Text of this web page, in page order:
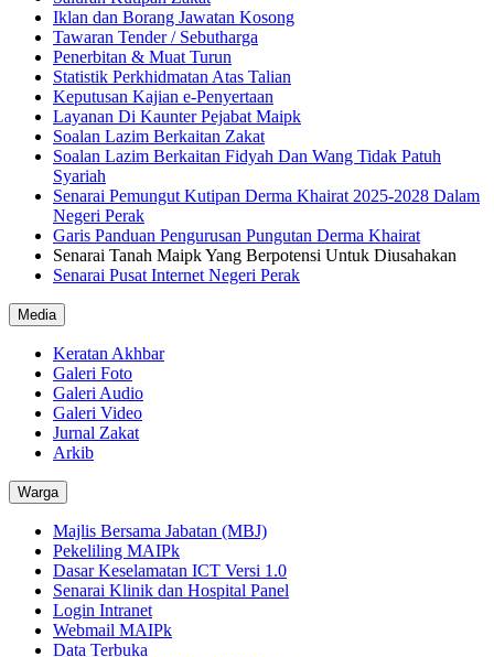
Iklan dan Borang Jawatan Kosong
Tawaran Tender / Sebutharga
Penerbitan & Muat Turun
Statistik Perkhidmatan Atas Talian
Keputusan Kajian e-Penyertaan
Layanan Di Kaunter Pejabat Maipk
Soalan Lazim Berkaitan Zakat
Soalan Lazim Berkaitan Fidyah Dan Wang Tidak Patuh
Syariah
Senarai Pemungut Kutipan Derma Khairat 2025-2028 Dalam
Negeri Perak
Garis Panduan Pengurusan Pungutan Derma Khairat
Senarai Tanah Maipk Yang Berpotensi Untuk Diusahakan
Senarai Pusat Internet Negeri Perak
Media
Keratan Akhbar
Galeri Foto
Galeri Audio
Galeri Video
Jurnal Zakat
Arkib
Warga
Majlis Bersama Jabatan (MBJ)
Pekeliling MAIPk
Dasar Keselamatan ICT Versi 1.0
Senarai Klinik dan Hospital Panel
Login Intranet
Webmail MAIPk
Data Terbuka